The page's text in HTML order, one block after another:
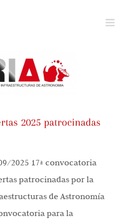
2025 patrocinadas
2025 17ª convocatoria
patrocinadas por la
de Astronomía
para la